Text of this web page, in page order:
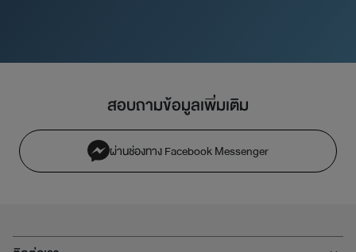
สอบถามข้อมูลเพิ่มเติม
ผ่านช่องทาง Facebook Messenger